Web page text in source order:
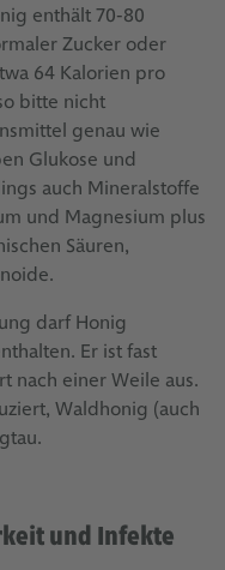
enthält 70-80
Zucker oder
64 Kalorien pro
bitte nicht
genau wie
Glukose und
auch Mineralstoffe
und Magnesium plus
Säuren,
darf Honig
Er ist fast
nach einer Weile aus.
Waldhonig (auch
und Infekte